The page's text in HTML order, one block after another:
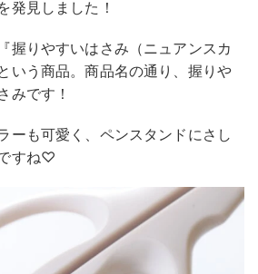
発見しました！
握りやすいはさみ（ニュアンスカ
いう商品。商品名の通り、握りや
みです！
ーも可愛く、ペンスタンドにさし
すね♡